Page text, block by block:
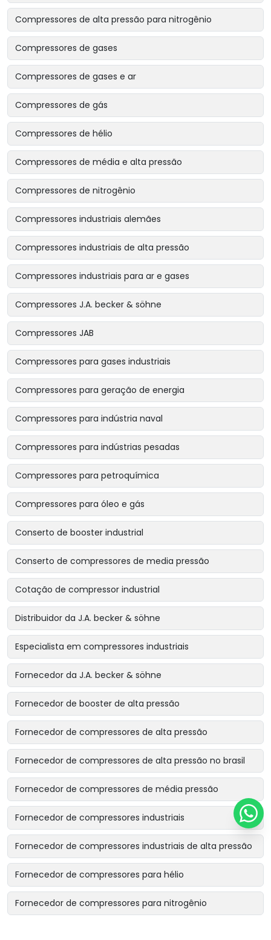
Compressores de alta pressão para nitrogênio
Compressores de gases
Compressores de gases e ar
Compressores de gás
Compressores de hélio
Compressores de média e alta pressão
Compressores de nitrogênio
Compressores industriais alemães
Compressores industriais de alta pressão
Compressores industriais para ar e gases
Compressores J.A. becker & söhne
Compressores JAB
Compressores para gases industriais
Compressores para geração de energia
Compressores para indústria naval
Compressores para indústrias pesadas
Compressores para petroquímica
Compressores para óleo e gás
Conserto de booster industrial
Conserto de compressores de media pressão
Cotação de compressor industrial
Distribuidor da J.A. becker & söhne
Especialista em compressores industriais
Fornecedor da J.A. becker & söhne
Fornecedor de booster de alta pressão
Fornecedor de compressores de alta pressão
Fornecedor de compressores de alta pressão no brasil
Fornecedor de compressores de média pressão
Fornecedor de compressores industriais
Fornecedor de compressores industriais de alta pressão
Fornecedor de compressores para hélio
Fornecedor de compressores para nitrogênio